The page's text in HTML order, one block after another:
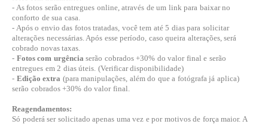
- As fotos serão entregues online, através de um link para baixar no
conforto de sua casa.
- Após o envio das fotos tratadas, você tem até 5 dias para solicitar
alterações necessárias. Após esse período, caso queira alterações, será
cobrado novas taxas.
- Fotos com urgência serão cobrados +30% do valor final e serão
entregues em 2 dias úteis. (Verificar disponibilidade)
- Edição extra (para manipulações, além do que a fotógrafa já aplica)
serão cobrados +30% do valor final.
Reagendamentos:
Só poderá ser solicitado apenas uma vez e por motivos de força maior. A